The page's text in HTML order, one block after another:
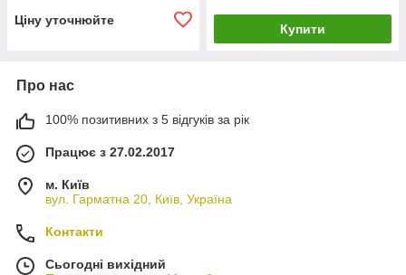
Ціну уточнюйте
Купити
Про нас
100% позитивних з 5 відгуків за рік
Працює з 27.02.2017
м. Київ
вул. Гарматна 20, Київ, Україна
Контакти
Сьогодні вихідний